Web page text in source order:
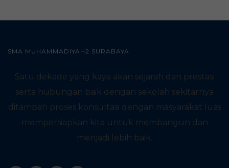
SMA MUHAMMADIYAH2 SURABAYA
Satu dekade yang kaya akan sejarah dan prestasi
serta hubungan baik dengan sekolah sekitarnya
ditambah proses konsultasi dengan masyarakat luas
mempersiapkan kita untuk membangun dan
menjadi lebih baik.